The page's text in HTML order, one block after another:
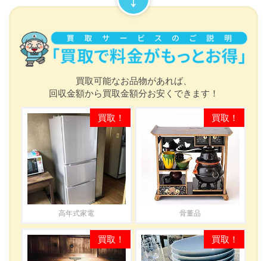
買取可能なお品物があれば、
回収金額から買取金額分お安くできます！
高年式家電 骨董品